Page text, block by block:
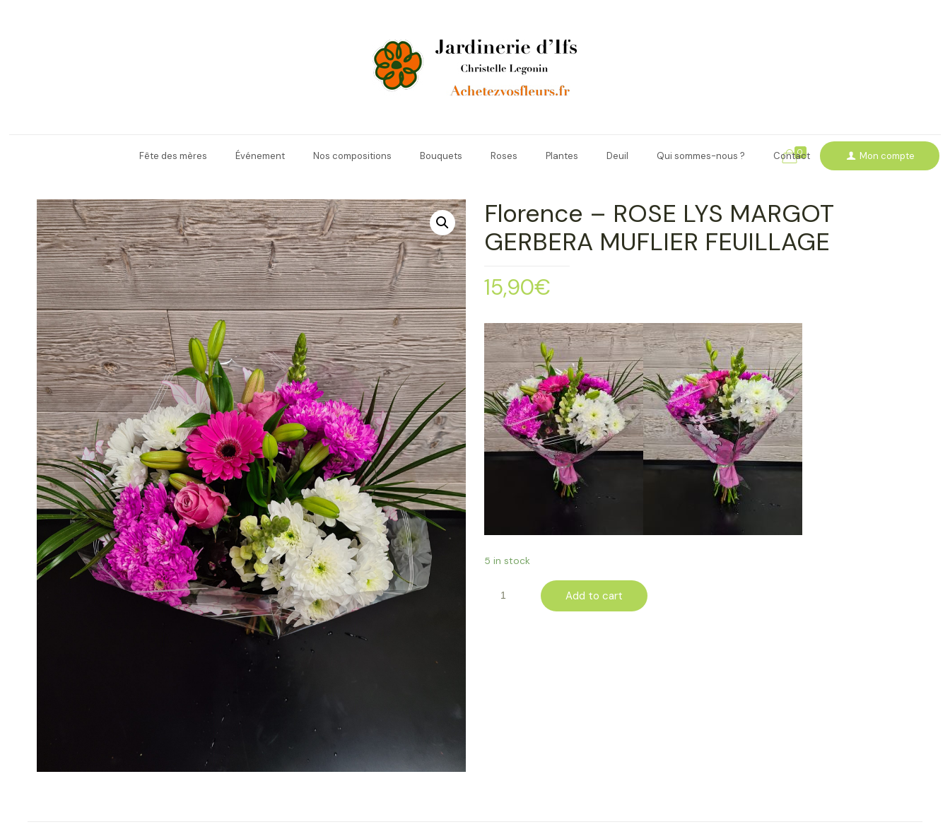
Fête des mères Événement Nos compositions Bouquets Roses Plantes Deuil Qui sommes-nous ? Contact
0 Mon compte
Florence – ROSE LYS MARGOT
GERBERA MUFLIER FEUILLAGE
15,90€
5 in stock
Add to cart